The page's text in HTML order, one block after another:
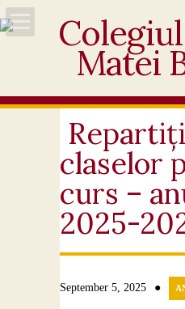
Acasă
Noutăți
Personal
Elevi
claselor
curs –
2025-
September 5, 2025 ●